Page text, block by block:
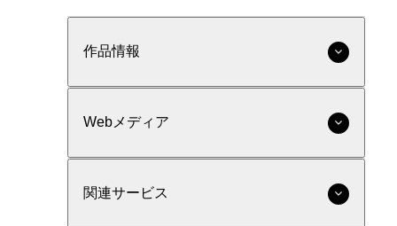
作品情報
Webメディア
関連サービス